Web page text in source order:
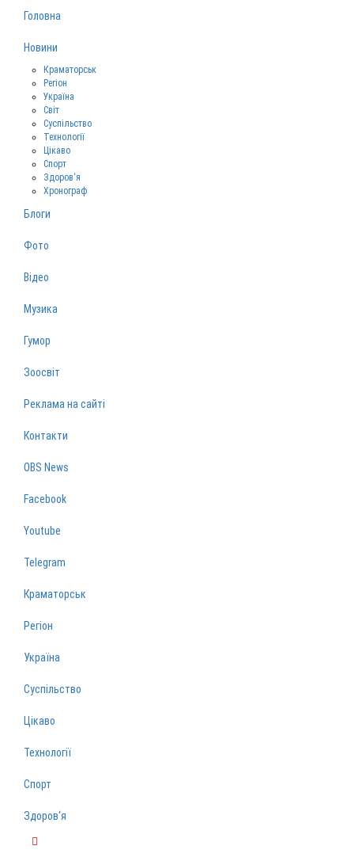
Головна
Новини
Краматорськ
Регіон
Україна
Світ
Суспільство
Технології
Цікаво
Спорт
Здоров‘я
Хронограф
Блоги
Фото
Відео
Музика
Гумор
Зоосвіт
Реклама на сайті
Контакти
OBS News
Facebook
Youtube
Telegram
Краматорськ
Регіон
Україна
Суспільство
Цікаво
Технології
Спорт
Здоров‘я